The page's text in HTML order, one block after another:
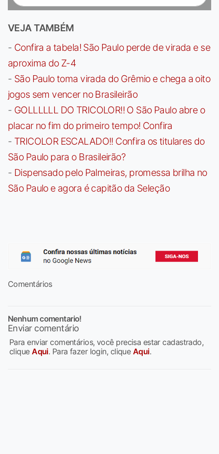
VEJA TAMBÉM
- Confira a tabela! São Paulo perde de virada e se
aproxima do Z-4
- São Paulo toma virada do Grêmio e chega a oito
jogos sem vencer no Brasileirão
- GOLLLLLL DO TRICOLOR!! O São Paulo abre o
placar no fim do primeiro tempo! Confira
- TRICOLOR ESCALADO!! Confira os titulares do
São Paulo para o Brasileirão?
- Dispensado pelo Palmeiras, promessa brilha no
São Paulo e agora é capitão da Seleção
Comentários
Nenhum comentario!
Enviar comentário
Para enviar comentários, você precisa estar cadastrado,
cliqueAqui. Para fazer login, clique Aqui.